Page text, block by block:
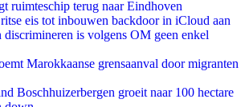
ruimteschip terug naar Eindhoven
eis tot inbouwen backdoor in iCloud aan
discrimineren is volgens OM geen enkel
Marokkaanse grensaanval door migranten
Boschhuizerbergen groeit naar 100 hectare